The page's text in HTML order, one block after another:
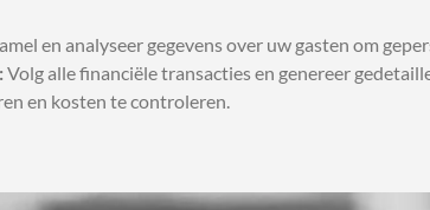
en analyseer gegevens over uw gasten om
Volg alle financiële transacties en genereer
en kosten te controleren.